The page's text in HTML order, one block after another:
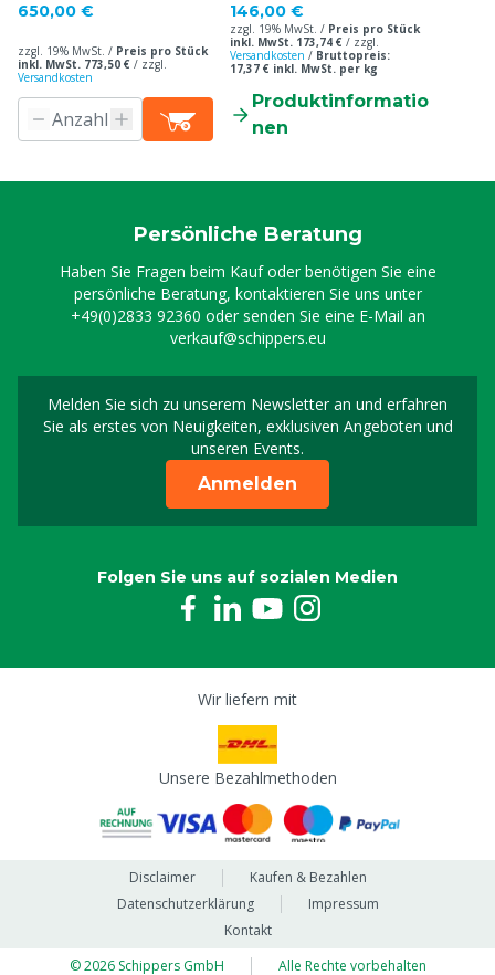
650,00 €
zzgl. 19% MwSt. / Preis pro Stück
inkl. MwSt. 773,50 € / zzgl.
Versandkosten
146,00 €
zzgl. 19% MwSt. / Preis pro Stück
inkl. MwSt. 173,74 € / zzgl.
Versandkosten / Bruttopreis:
17,37 € inkl. MwSt. per kg
Produktinformatio
nen
Persönliche Beratung
Haben Sie Fragen beim Kauf oder benötigen Sie eine
persönliche Beratung, kontaktieren Sie uns unter
+49(0)2833 92360 oder senden Sie eine E-Mail an
verkauf@schippers.eu
Melden Sie sich zu unserem Newsletter an und erfahren
Sie als erstes von Neuigkeiten, exklusiven Angeboten und
unseren Events.
Melden Sie sich für
Anmelden
Folgen Sie uns auf sozialen Medien
Wir liefern mit
Unsere Bezahlmethoden
Disclaimer
Kaufen & Bezahlen
Datenschutzerklärung
Impressum
Kontakt
© 2026 Schippers GmbH
Alle Rechte vorbehalten